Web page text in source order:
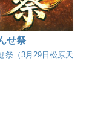
せ祭
祭（3月29日松原天